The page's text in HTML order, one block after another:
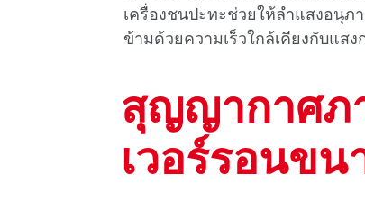
เครื่องชนปะทะช่วยให้ลําแสงอนุภ
ข้ามด้วยความเร็วใกล้เคียงกับแส
สุญญากาศภ
เวอร์รอนข